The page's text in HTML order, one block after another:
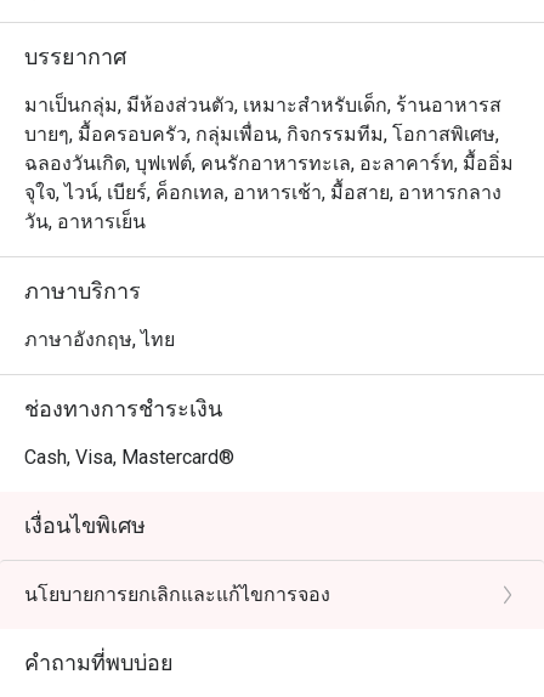
บรรยากาศ
มาเป็นกลุ่ม, มีห้องส่วนตัว, เหมาะสำหรับเด็ก, ร้านอาหารส
บายๆ, มื้อครอบครัว, กลุ่มเพื่อน, กิจกรรมทีม, โอกาสพิเศษ,
ฉลองวันเกิด, บุฟเฟต์, คนรักอาหารทะเล, อะลาคาร์ท, มื้ออิ่ม
จุใจ, ไวน์, เบียร์, ค็อกเทล, อาหารเช้า, มื้อสาย, อาหารกลาง
วัน, อาหารเย็น
ภาษาบริการ
ภาษาอังกฤษ, ไทย
ช่องทางการชำระเงิน
Cash, Visa, Mastercard®
เงื่อนไขพิเศษ
นโยบายการยกเลิกและแก้ไขการจอง
คำถามที่พบบ่อย